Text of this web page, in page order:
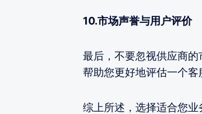
10.市场声誉与用户评价
最后，不要忽视供应商
帮助您更好地评估一个客
综上所述，选择适合您